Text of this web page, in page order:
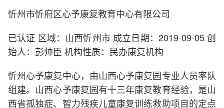
忻州市忻府区心予康复教育中心有限公司
已认证 区域：山西忻州市 成立日期：2019-09-05 创
始人：彭帅臣 机构性质：民办康复机构
忻州心予康复中心，由山西心予康复园专业人员率队
组建。山西心予康复园有十三年康复教育经验，是山
西省孤独症、智力残疾儿童康复训练救助项目的定点